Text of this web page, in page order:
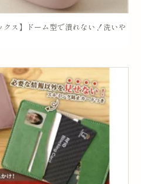
ス】ドーム型で潰れない！洗いや